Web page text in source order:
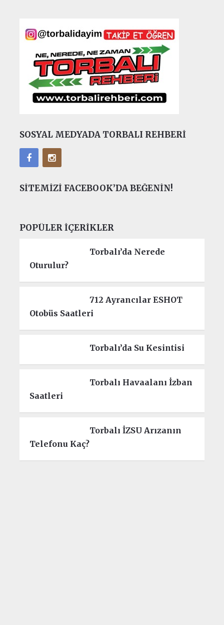
SOSYAL MEDYADA TORBALI REHBERI
SITEMIZI FACEBOOK’DA BEĞENIN!
POPÜLER İÇERIKLER
Torbalı’da Nerede
Oturulur?
712 Ayrancılar ESHOT
Otobüs Saatleri
Torbalı’da Su Kesintisi
Torbalı Havaalanı İzban
Saatleri
Torbalı İZSU Arızanın
Telefonu Kaç?